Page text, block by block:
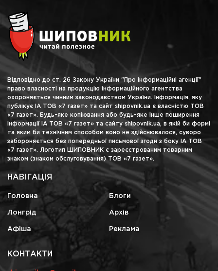
Відповідно до ст. 26 Закону України "Про інформаційні агенції"
право власності на продукцію інформаційного агентства
охороняється чинним законодавством України. Інформація, яку
публікує ІА ТОВ «7 газет» та сайт shipovnik.ua є власністю ТОВ
«7 газет». Будь-яке копіювання або будь-яке інше поширення
інформації ІА ТОВ «7 газет» та сайту shipovnik.ua, в якій би формі
та яким би технічним способом воно не здійснювалося, суворо
забороняється без попередньої письмової згоди з боку ІА ТОВ
«7 газет». Логотип ШИПОВНИК є зареєстрованим товарним
знаком (знаком обслуговування) ТОВ «7 газет».
НАВІГАЦІЯ
Головна Блоги
Лонгрід Архів
Афіша Реклама
КОНТАКТИ